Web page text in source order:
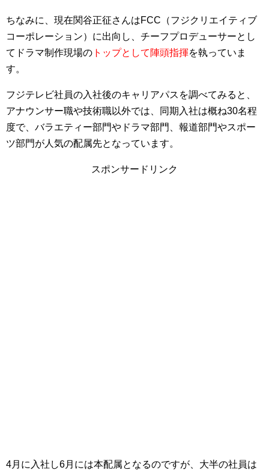
ちなみに、現在関谷正征さんはFCC（フジクリエイティブ
コーポレーション）に出向し、チーフプロデューサーとし
てドラマ制作現場の トップとして陣頭指揮を執っていま
す。
フジテレビ社員の入社後のキャリアパスを調べてみると、
アナウンサー職や技術職以外では、同期入社は概ね30名程
度で、バラエティー部門やドラマ部門、報道部門やスポー
ツ部門が人気の配属先となっています。
スポンサードリンク
4月に入社し6月には本配属となるのですが、大半の社員は